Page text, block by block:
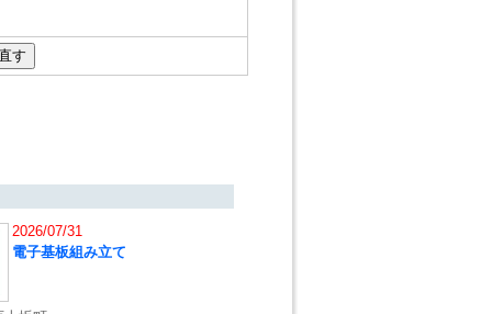
2026/07/31
電子基板組み立て